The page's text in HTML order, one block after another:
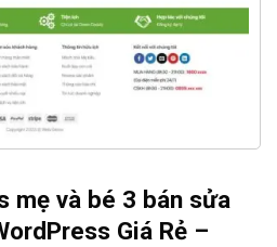
mẹ và bé 3 bán sửa
Giá Rẻ –